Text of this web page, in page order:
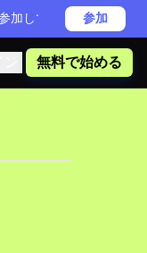
加してReadever PRO
参加
無料で始める